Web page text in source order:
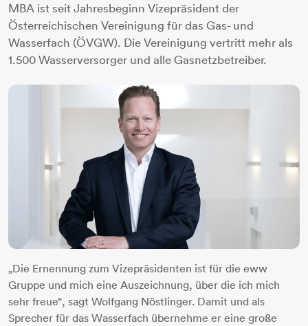
MBA ist seit Jahresbeginn Vizepräsident der
Österreichischen Vereinigung für das Gas- und
Wasserfach (ÖVGW). Die Vereinigung vertritt mehr als
1.500 Wasserversorger und alle Gasnetzbetreiber.
„Die Ernennung zum Vizepräsidenten ist für die eww
Gruppe und mich eine Auszeichnung, über die ich mich
sehr freue“, sagt Wolfgang Nöstlinger. Damit und als
Sprecher für das Wasserfach übernehme er eine große